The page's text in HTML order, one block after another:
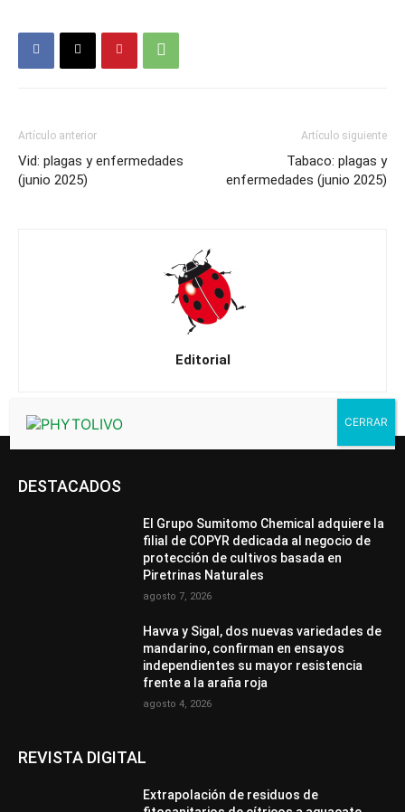
Artículo anterior
Vid: plagas y enfermedades
(junio 2025)
Artículo siguiente
Tabaco: plagas y
enfermedades (junio 2025)
Editorial
DESTACADOS
El Grupo Sumitomo Chemical adquiere la
filial de COPYR dedicada al negocio de
protección de cultivos basada en
Piretrinas Naturales
agosto 7, 2026
Havva y Sigal, dos nuevas variedades de
mandarino, confirman en ensayos
independientes su mayor resistencia
frente a la araña roja
agosto 4, 2026
REVISTA DIGITAL
Extrapolación de residuos de